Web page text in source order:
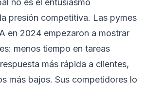
no es el entusiasmo
presión competitiva. Las pymes
en 2024 empezaron a mostrar
menos tiempo en tareas
más rápida a clientes,
más bajos. Sus competidores lo